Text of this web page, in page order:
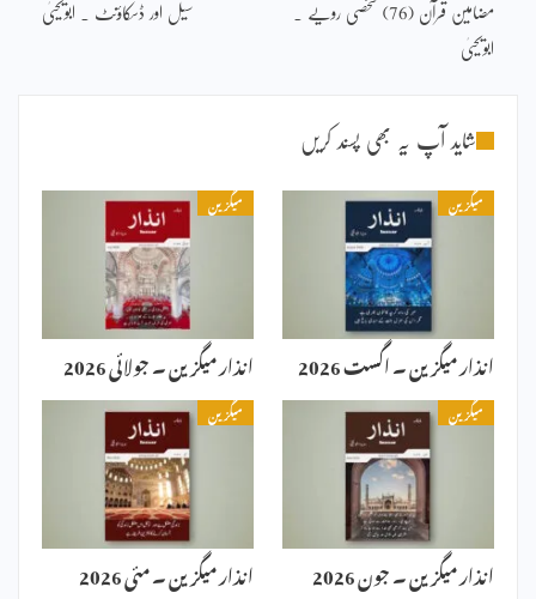
مضامین قرآن (76) شخصی رویے ۔
ابویحییٰ
سیل اور ڈسکاؤنٹ ۔ ابویحییٰ
شاید آپ یہ بھی پسند کریں
میگزین
انذار میگزین ۔ اگست 2026
میگزین
انذار میگزین ۔ جولائی 2026
میگزین
انذار میگزین ۔ جون 2026
میگزین
انذار میگزین ۔ مئی 2026